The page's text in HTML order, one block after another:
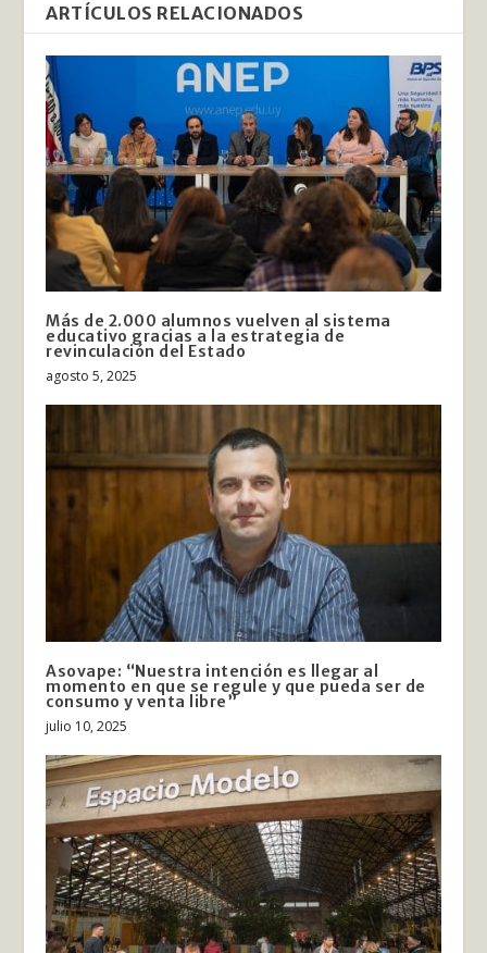
ARTÍCULOS RELACIONADOS
Más de 2.000 alumnos vuelven al sistema
educativo gracias a la estrategia de
revinculación del Estado
agosto 5, 2025
Asovape: “Nuestra intención es llegar al
momento en que se regule y que pueda ser de
consumo y venta libre”
julio 10, 2025